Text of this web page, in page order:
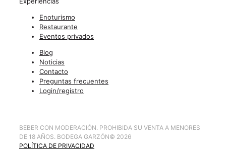
Enoturismo
Restaurante
Eventos privados
Blog
Noticias
Contacto
Preguntas frecuentes
Login/registro
BEBER CON MODERACIÓN. PROHIBIDA SU VENTA A MENORES
DE 18 AÑOS. BODEGA GARZÓN© 2026
POLÍTICA DE PRIVACIDAD